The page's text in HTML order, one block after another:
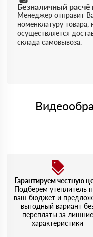
Безналичный
Менеджер отправит
номенклатуру
осуществляется
склада самовывоза.
Гарантируем честную
Подберем утеплитель
ваш бюджет и
выгодный вариант
переплаты за лишние
характеристики